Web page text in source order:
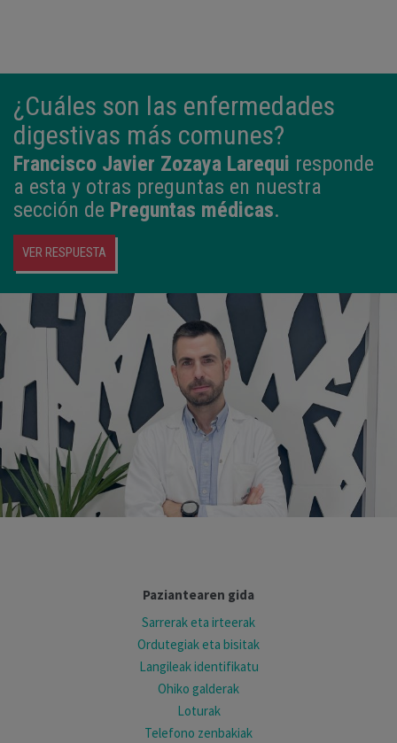
¿Cuáles son las enfermedades
digestivas más comunes?
Francisco Javier Zozaya Larequi responde
a esta y otras preguntas en nuestra
sección de Preguntas médicas.
VER RESPUESTA
Paziantearen gida
Sarrerak eta irteerak
Ordutegiak eta bisitak
Langileak identifikatu
Ohiko galderak
Loturak
Telefono zenbakiak